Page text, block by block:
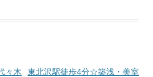
々木
東北沢駅徒歩4分☆築浅・美室